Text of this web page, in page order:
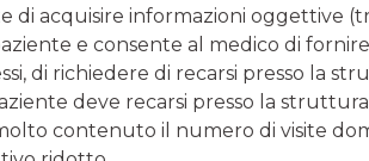
di acquisire informazioni oggettive
e consente al medico di
di richiedere di recarsi presso la
deve recarsi presso la struttura
contenuto il numero di visite